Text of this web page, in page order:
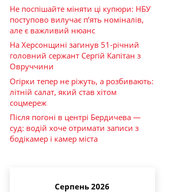
Не поспішайте міняти ці купюри: НБУ
поступово вилучає п’ять номіналів,
але є важливий нюанс
На Херсонщині загинув 51-річний
головний сержант Сергій Капітан з
Овруччини
Огірки тепер не ріжуть, а розбивають:
літній салат, який став хітом
соцмереж
Після погоні в центрі Бердичева —
суд: водій хоче отримати записи з
бодікамер і камер міста
Серпень 2026